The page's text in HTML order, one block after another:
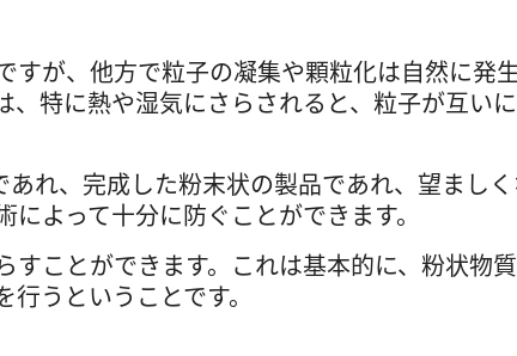
が、他方で粒子の凝集や顆粒化は自然に発
特に熱や湿気にさらされると、粒子が互い
れ、完成した粉末状の製品であれ、望まし
よって十分に防ぐことができます。
ことができます。これは基本的に、粉状物
うということです。